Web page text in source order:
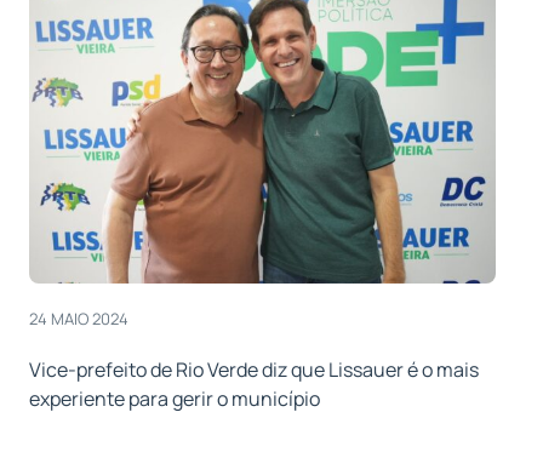
24 MAIO 2024
Vice-prefeito de Rio Verde diz que Lissauer é o mais
experiente para gerir o município